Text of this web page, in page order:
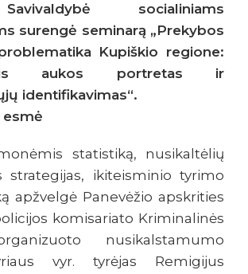
socialiniams
surengė seminarą „Prekybos
Kupiškio regione:
aukos portretas ir
identifikavimas“.
esmė
statistiką, nusikaltėlių
strategijas, ikiteisminio tyrimo
apžvelgė Panevėžio apskrities
komisariato Kriminalinės
nusikalstamumo
vyr. tyrėjas Remigijus